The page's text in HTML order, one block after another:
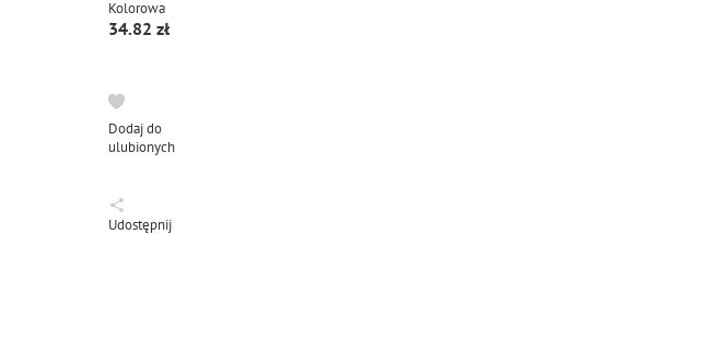
Kolorowa
34.82
Dodaj do
ulubionych
Udostępnij